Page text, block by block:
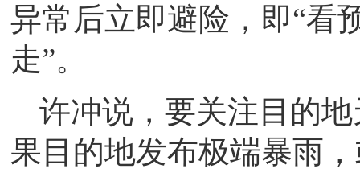
异常后立即避险，即“看
走”。
许冲说，要关注目的
果目的地发布极端暴雨